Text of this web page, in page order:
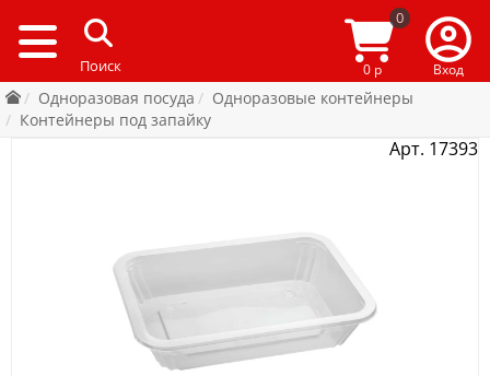
0
0 р Вход
Одноразовая посуда
Одноразовые контейнеры
Контейнеры под запайку
Арт. 17393